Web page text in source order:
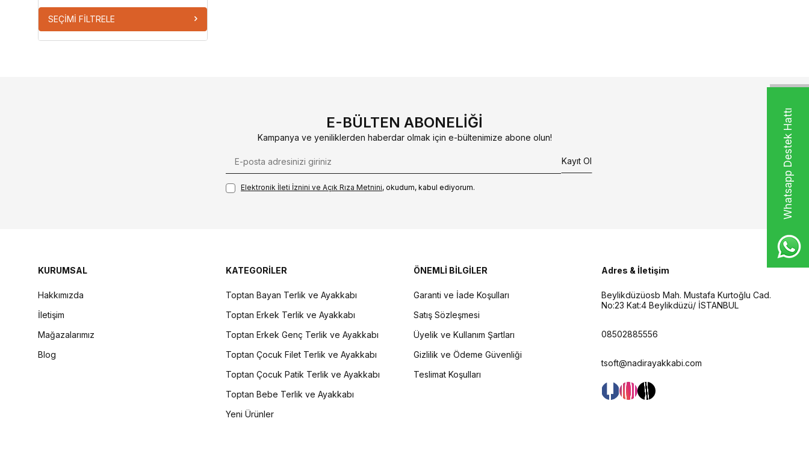
Whatsapp Destek Hattı
Kaydırmaz Terlik
SEÇIMI FILTRELE
E-BÜLTEN ABONELIĞI
Kampanya ve yeniliklerden haberdar olmak için e-bültenimize abone olun!
Kayıt Ol
Elektronik İleti İzni‌ni ve Açık Rıza Metni‌ni, okudum, kabul ediyorum.
KURUMSAL
Hakkımızda
İletişim
Mağazalarımız
Blog
KATEGORİLER
Toptan Bayan Terlik ve Ayakkabı
Toptan Erkek Terlik ve Ayakkabı
Toptan Erkek Genç Terlik ve Ayakkabı
Toptan Çocuk Filet Terlik ve Ayakkabı
Toptan Çocuk Patik Terlik ve Ayakkabı
Toptan Bebe Terlik ve Ayakkabı
Yeni Ürünler
ÖNEMLİ BİLGİLER
Garanti ve İade Koşulları
Satış Sözleşmesi
Üyelik ve Kullanım Şartları
Gizlilik ve Ödeme Güvenliği
Teslimat Koşulları
Adres & İletişim
Beylikdüzüosb Mah. Mustafa Kurtoğlu Cad.
No:23 Kat:4 Beylikdüzü/ İSTANBUL
08502885556
tsoft@nadirayakkabi.com